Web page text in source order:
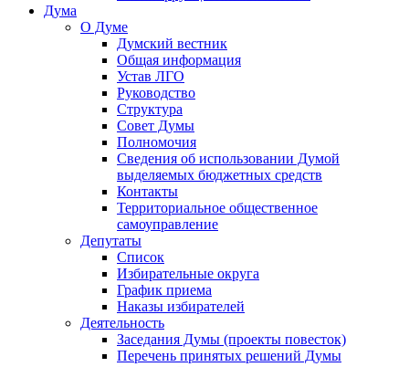
Дума
О Думе
Думский вестник
Общая информация
Устав ЛГО
Руководство
Структура
Совет Думы
Полномочия
Сведения об использовании Думой
выделяемых бюджетных средств
Контакты
Территориальное общественное
самоуправление
Депутаты
Список
Избирательные округа
График приема
Наказы избирателей
Деятельность
Заседания Думы (проекты повесток)
Перечень принятых решений Думы